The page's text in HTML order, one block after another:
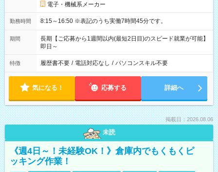
電子・機械系メーカー
勤務時間 8:15～16:50 ※表記のうち実働7時間45分です。
期間
長期【ご応募から1週間以内(最短2日目)のスピード就業が可能】
即日～
特徴 履歴書不要 / 電話対応なし / パソコンスキル不要
気になる！ 応募する 詳細へ
掲載日：2026.08.06
未読
《週4日～！未経験OK！》倉庫内でもくもくピ
ッキング作業！